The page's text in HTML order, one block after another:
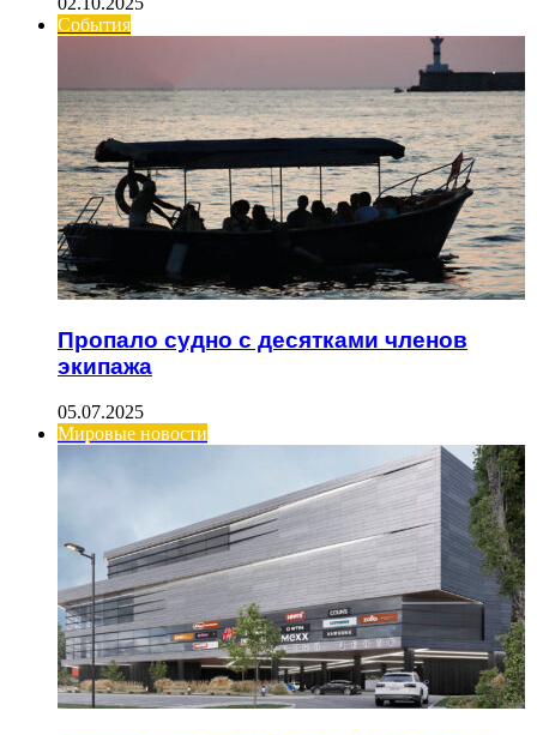
События
Пропало судно с десятками членов
экипажа
05.07.2025
Мировые новости